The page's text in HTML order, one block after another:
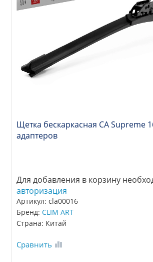
Щетка бескаркасная CA Supreme
адаптеров
Для добавления в корзину
авторизация
Артикул: cla00016
Бренд:CLIM ART
Страна: Китай
Сравнить